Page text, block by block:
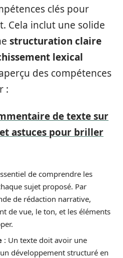
clés pour
Cela inclut une solide
structuration claire
lexical
des compétences
:
de texte sur
astuces pour briller
de comprendre les
sujet proposé. Par
de rédaction narrative,
de vue, le ton, et les éléments
: Un texte doit avoir une
développement structuré en